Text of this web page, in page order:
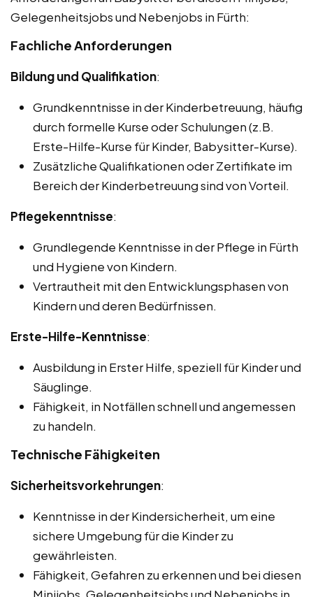
Gelegenheitsjobs und Nebenjobs in Fürth:
Fachliche Anforderungen
Bildung und Qualifikation:
Grundkenntnisse in der Kinderbetreuung, häufig
durch formelle Kurse oder Schulungen (z.B.
Erste-Hilfe-Kurse für Kinder, Babysitter-Kurse).
Zusätzliche Qualifikationen oder Zertifikate im
Bereich der Kinderbetreuung sind von Vorteil.
Pflegekenntnisse:
Grundlegende Kenntnisse in der Pflege in Fürth
und Hygiene von Kindern.
Vertrautheit mit den Entwicklungsphasen von
Kindern und deren Bedürfnissen.
Erste-Hilfe-Kenntnisse:
Ausbildung in Erster Hilfe, speziell für Kinder und
Säuglinge.
Fähigkeit, in Notfällen schnell und angemessen
zu handeln.
Technische Fähigkeiten
Sicherheitsvorkehrungen:
Kenntnisse in der Kindersicherheit, um eine
sichere Umgebung für die Kinder zu
gewährleisten.
Fähigkeit, Gefahren zu erkennen und bei diesen